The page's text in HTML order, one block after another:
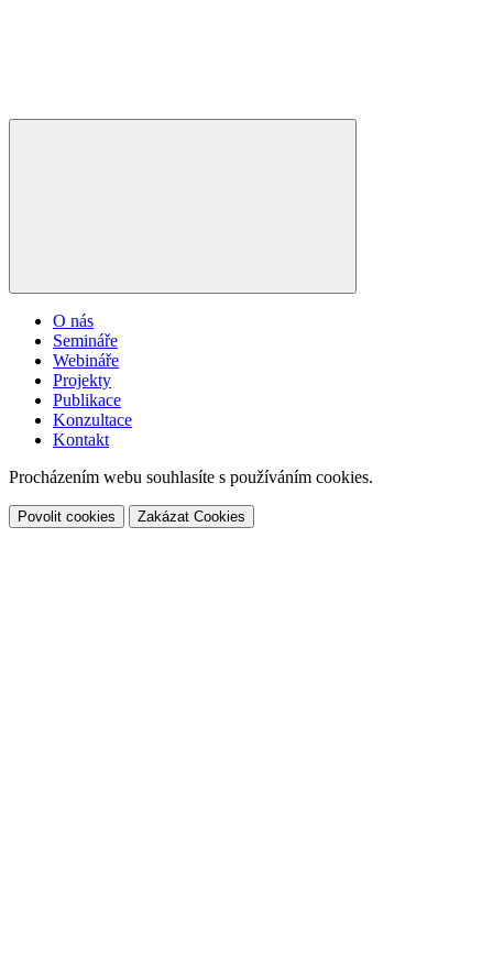
O nás
Semináře
Webináře
Projekty
Publikace
Konzultace
Kontakt
Procházením webu souhlasíte s používáním cookies.
Povolit cookies Zakázat Cookies